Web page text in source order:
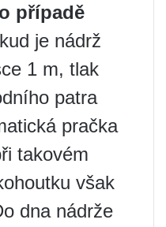
případě
je nádrž
1 m, tlak
patra
pračka
takovém
však
dna nádrže